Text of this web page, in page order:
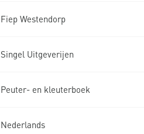
Fiep Westendorp
Singel Uitgeverijen
Peuter- en kleuterboek
Nederlands